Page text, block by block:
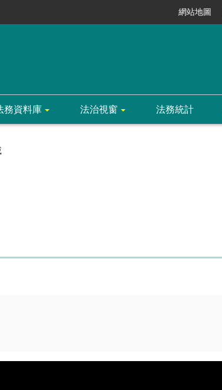
網站地圖
務資料庫 法治視窗 法務統計